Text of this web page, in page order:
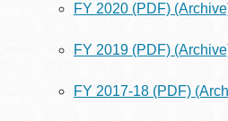
FY 2020 (PDF)
FY 2019 (PDF)
FY 2017-18 (PDF)